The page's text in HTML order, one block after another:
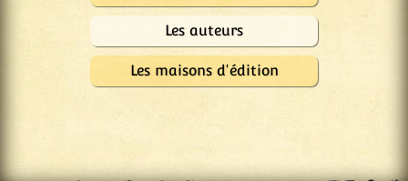
Les auteurs
Les maisons d'édition